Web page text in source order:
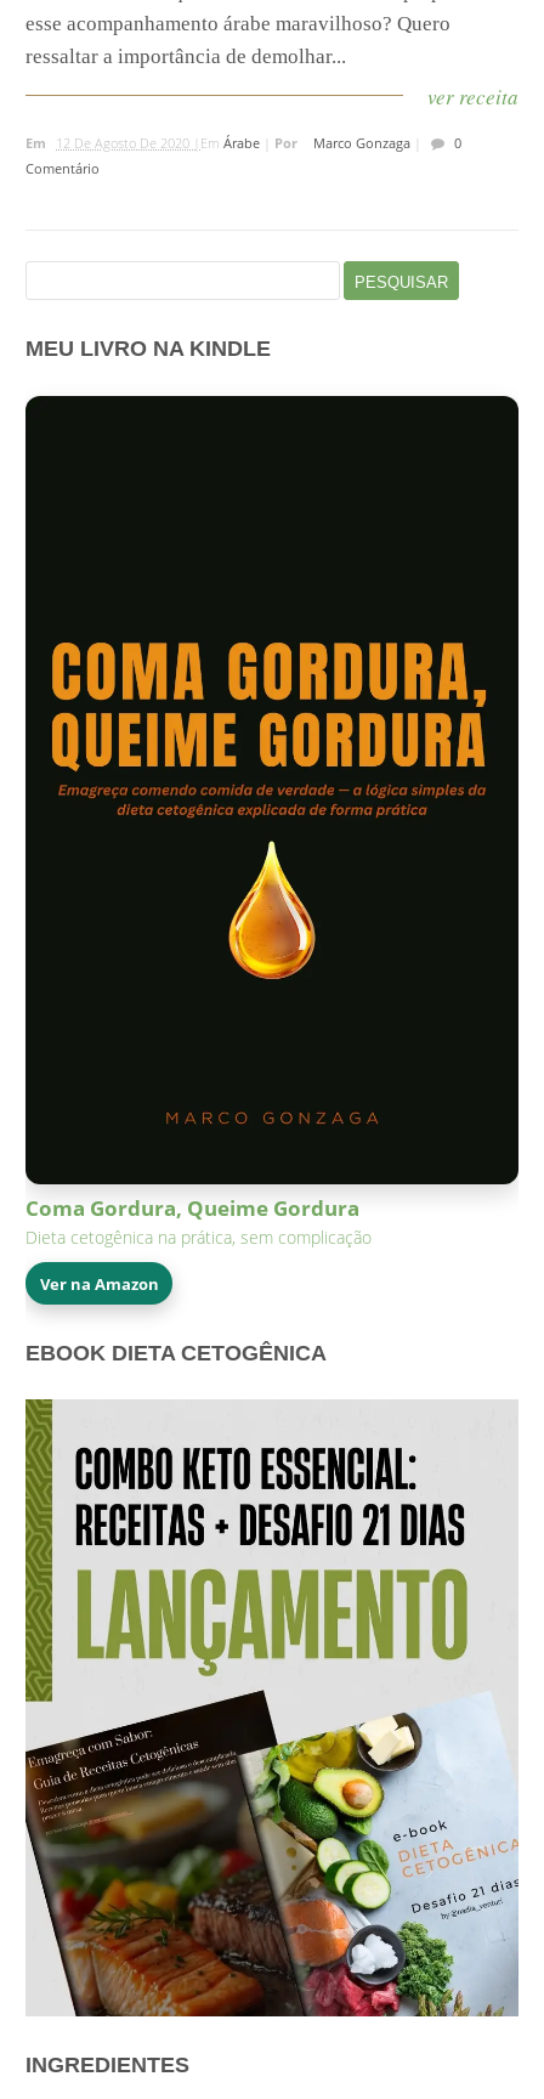
esse acompanhamento árabe maravilhoso? Quero
ressaltar a importância de demolhar...
ver receita
Em 12 De Agosto De 2020 | EmÁrabe Por Marco Gonzaga
0
Comentário
por:
MEU LIVRO NA KINDLE
Coma Gordura, Queime Gordura
Dieta cetogênica na prática, sem complicação
Ver na Amazon
EBOOK DIETA CETOGÊNICA
INGREDIENTES